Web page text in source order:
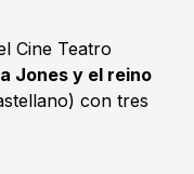
Cine Teatro
Jones y el reino
con tres